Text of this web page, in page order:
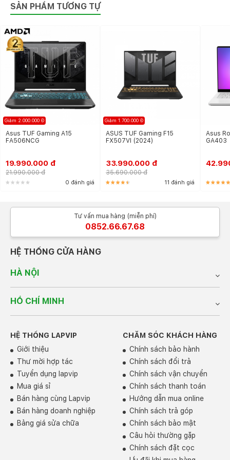
trở nên thoải mái hơn.
Âm thanh sống động
ASUS TUF Gaming F16 được trang bị hệ thống âm
thanh chất lượng cao, hỗ trợ Dolby Atmos và chứng
nhận Hi-Res cho tai nghe. Âm thanh rõ ràng, dải bass
chắc, giúp nâng tầm trải nghiệm khi chơi game, xem
phim hay nghe nhạc.
SẢN PHẨM TƯƠNG TỰ
Giảm 2.000.000 Đ
Asus TUF Gaming A15
FA506NCG
19.990.000 đ
21.990.000 đ
0 đánh giá
Giảm 1.700.000 Đ
ASUS TUF Gaming F15
FX507VI (2024)
33.990.000 đ
35.690.000 đ
11 đánh giá
Asus
GA403
Tư vấn mua hàng (miễn phí)
0852.66.67.68
HỆ THỐNG CỬA HÀNG
HÀ NỘI
HỒ CHÍ MINH
HỆ THỐNG LAPVIP
Giới thiệu
Thư mời hợp tác
Tuyển dụng lapvip
Mua giá sỉ
Bán hàng cùng Lapvip
Bán hàng doanh nghiệp
Bảng giá sửa chữa
CHĂM SÓC KHÁCH HÀNG
Chính sách bảo hành
Chính sách đổi trả
Chính sách vận chuyển
Chính sách thanh toán
Hướng dẫn mua online
Chính sách trả góp
Chính sách bảo mật
Câu hỏi thường gặp
Chính sách đặt cọc